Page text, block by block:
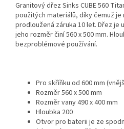
Granitový dřez Sinks CUBE 560
použitých materiálů, díky čemuž je
prodloužená záruka 10 let. Dřez je
jeho rozměr činí 560 x 500 mm.
bezproblémové používání.
Pro skříňku od 600 mm
Rozměr 560 x 500 mm
Rozměr vany 490 x 400 mm
Hloubka 200
Otvor pro baterii je ze